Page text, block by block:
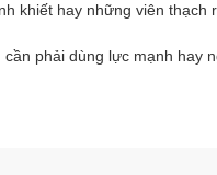
khiết hay những viên thạch
phải dùng lực mạnh hay